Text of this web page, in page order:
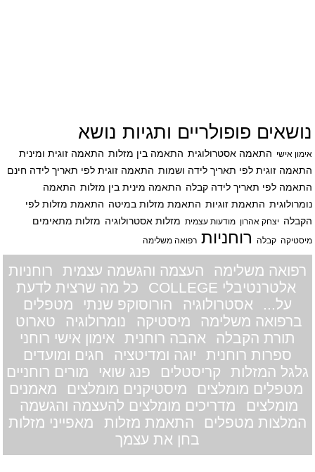
נושאים פופולריים ותגיות נושא
אימון אישי התאמה אסטרולוגית התאמה בין מזלות התאמה זוגית ומינית
התאמה זוגית לפי תאריך לידה ושמות התאמה זוגית לפי תאריך לידה חינם
התאמה לפי תאריך לידה קבלה התאמה מינית בין מזלות התאמה
נומרולוגית התאמת זוגיות התאמת מזלות במיטה התאמת מזלות לפי
הקבלה יצחק אהרון מודעות עצמית מזלות אסטרולוגיה מזלות מתאימים
מיסטיקה קבלה רוחניות רפואה משלימה
רפואה משלימה העצמה והגשמה עצמית
רוחניות
אלטרנטיבלי COLLEGE
כל מה שרצית לדעת
על...
אסטרולוגיה הורוסוקפ שנתי
מטפלים
ברפואה משלימה
מיסטיקה נומרולוגיה
טארוט
תורת הקבלה
אהבה רוחנית
אימון אישי רוחני
ספרות רוחנית
יוגה ומדיטציה
חגים ומועדים
גלגל המזלות
קריסטלים פנג שואי
מורים רוחניים
מטפלים מומלצים
מיסטיקנים מומלצים
מאמנים
מומלצים
מדריכים מומלצים להעצמה והגשמה
המלצות מטפלים
התאמת מזלות
מאפייני מזלות
בחן את עצמך